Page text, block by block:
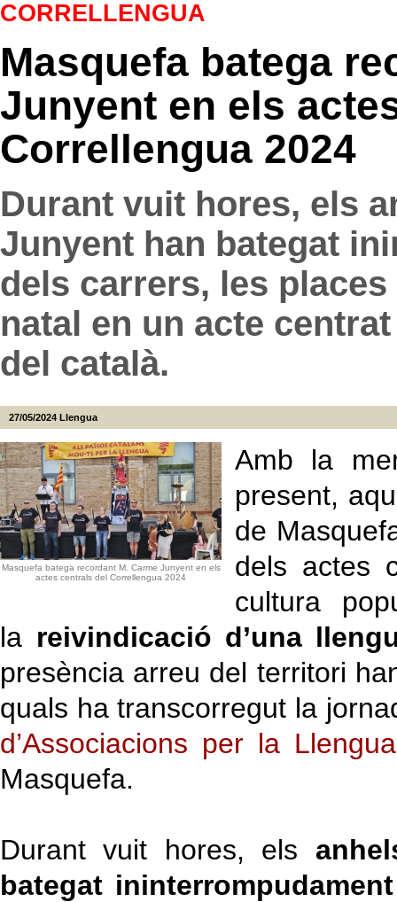
CORRELLENGUA
Masquefa batega
Junyent en els
Correllengua 2024
Durant vuit hores, els
Junyent han bategat
dels carrers, les
natal en un acte
del català.
27/05/2024 Llengua
Masquefa batega recordant M. Carme Junyent en els
actes centrals del Correllengua 2024
Amb la
present,
de
dels actes
cultura
la reivindicació d’una
presència arreu del territori
quals ha transcorregut la
d’Associacions per la
Masquefa.
Durant vuit hores, els
bategat